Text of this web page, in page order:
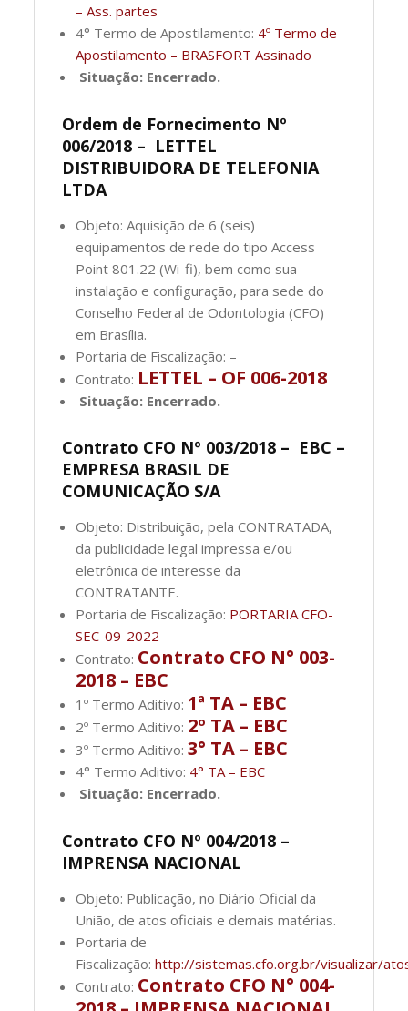
– Ass. partes
4° Termo de Apostilamento: 4º Termo de
Apostilamento – BRASFORT Assinado
Situação: Encerrado.
Ordem de Fornecimento Nº
006/2018 – LETTEL
DISTRIBUIDORA DE TELEFONIA
LTDA
Objeto: Aquisição de 6 (seis)
equipamentos de rede do tipo Access
Point 801.22 (Wi-fi), bem como sua
instalação e configuração, para sede do
Conselho Federal de Odontologia (CFO)
em Brasília.
Portaria de Fiscalização: –
Contrato: LETTEL – OF 006-2018
Situação: Encerrado.
Contrato CFO Nº 003/2018 – EBC –
EMPRESA BRASIL DE
COMUNICAÇÃO S/A
Objeto: Distribuição, pela CONTRATADA,
da publicidade legal impressa e/ou
eletrônica de interesse da
CONTRATANTE.
Portaria de Fiscalização: PORTARIA CFO-
SEC-09-2022
Contrato: Contrato CFO N° 003-
2018 – EBC
1º Termo Aditivo: 1ª TA – EBC
2º Termo Aditivo: 2º TA – EBC
3º Termo Aditivo:3° TA – EBC
4° Termo Aditivo: 4° TA – EBC
Situação: Encerrado.
Contrato CFO Nº 004/2018 –
IMPRENSA NACIONAL
Objeto: Publicação, no Diário Oficial da
União, de atos oficiais e demais matérias.
Portaria de
Fiscalização:http://sistemas.cfo.org.br/visualizar/
Contrato: Contrato CFO N° 004-